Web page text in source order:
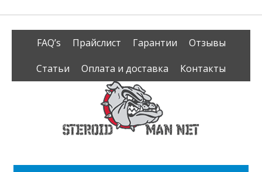
FAQ’s Прайслист Гарантии
Отзывы
Статьи
Оплата и доставка Контакты